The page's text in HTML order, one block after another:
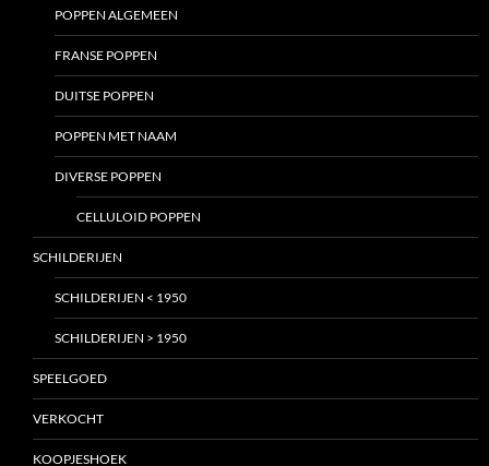
POPPEN ALGEMEEN
FRANSE POPPEN
DUITSE POPPEN
POPPEN MET NAAM
DIVERSE POPPEN
CELLULOID POPPEN
SCHILDERIJEN
SCHILDERIJEN < 1950
SCHILDERIJEN > 1950
SPEELGOED
VERKOCHT
KOOPJESHOEK